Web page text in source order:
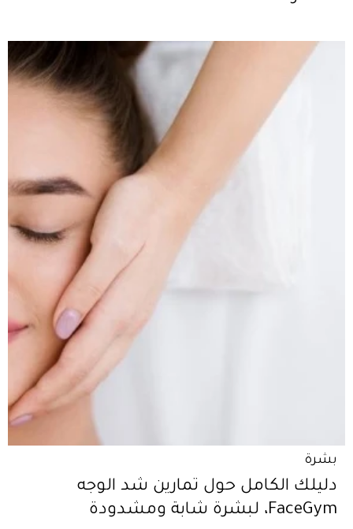
بشرة
دليلك الكامل حول تمارين شد الوجه
FaceGym، لبشرة شابة ومشدودة